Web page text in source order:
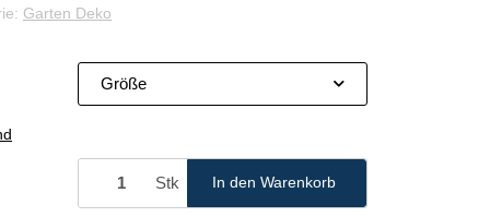
Garten Deko
Größe
Stk In den Warenkorb